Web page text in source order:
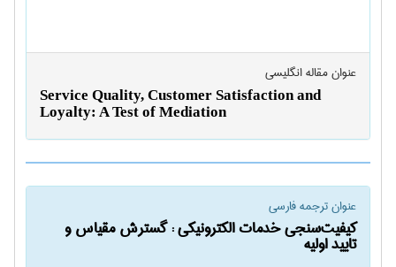
عنوان مقاله انگليسی
Service Quality, Customer Satisfaction and
Loyalty: A Test of Mediation
عنوان ترجمه فارسی
كيفيت‌سنجي خدمات الكترونيكي : گسترش مقياس و
تاييد اوليه